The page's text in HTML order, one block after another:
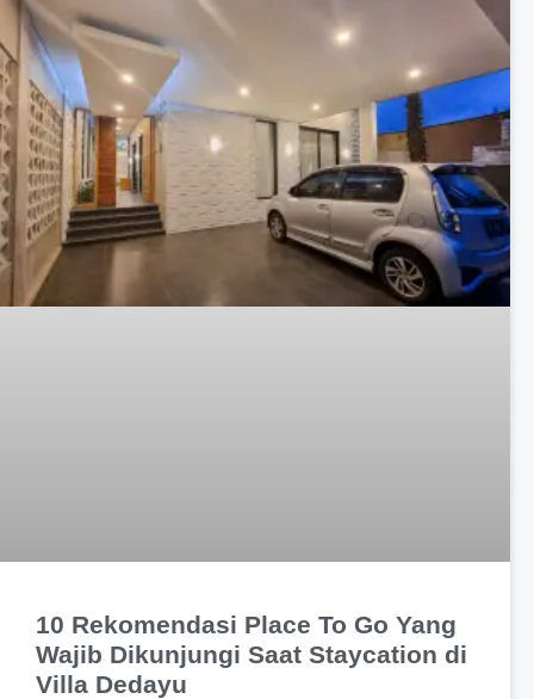
10 Rekomendasi Place To Go Yang
Wajib Dikunjungi Saat Staycation di
Villa Dedayu